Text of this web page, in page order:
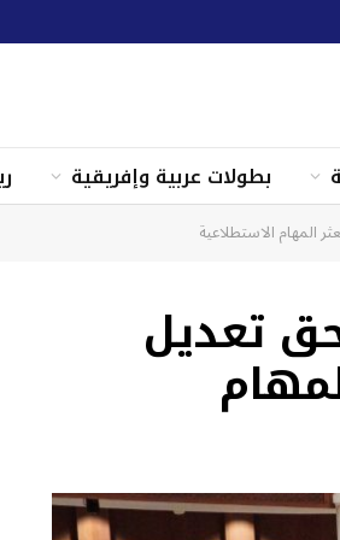
بطولات عربية وإفريقية
المهام الاستطلاعية
حق تعديل